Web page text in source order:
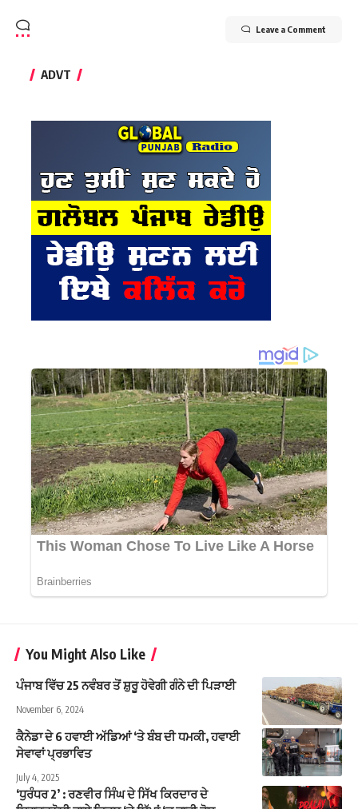
Leave a Comment
ADVT
You Might Also Like
ਪੰਜਾਬ ਵਿੱਚ 25 ਨਵੰਬਰ ਤੋਂ ਸ਼ੁਰੂ ਹੋਵੇਗੀ ਗੰਨੇ ਦੀ ਪਿੜਾਈ
November 6, 2024
ਕੈਨੇਡਾ ਦੇ 6 ਹਵਾਈ ਅੱਡਿਆਂ ‘ਤੇ ਬੰਬ ਦੀ ਧਮਕੀ, ਹਵਾਈ
ਸੇਵਾਵਾਂ ਪ੍ਰਭਾਵਿਤ
July 4, 2025
‘ਧੁਰੰਧਰ 2’ : ਰਣਵੀਰ ਸਿੰਘ ਦੇ ਸਿੱਖ ਕਿਰਦਾਰ ਦੇ